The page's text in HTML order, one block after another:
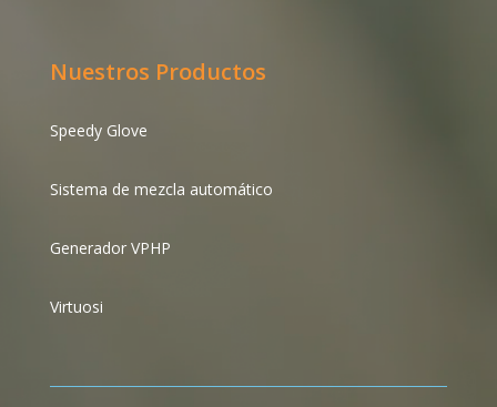
Nuestros Productos
Speedy Glove
Sistema de mezcla automático
Generador VPHP
Virtuosi